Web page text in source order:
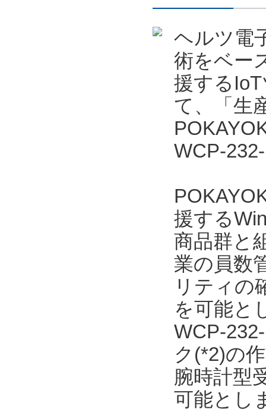
ヘルツ電
術をベー
援する
て、「生
WCP-
援する
商品群と
業の員数
リティの
を可能と
WCP-
ク(*2)の
腕時計型
可能とし